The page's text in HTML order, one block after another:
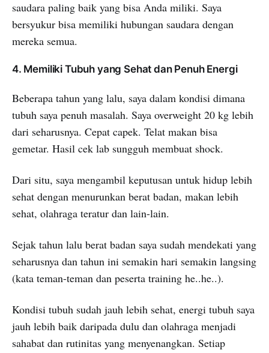
saudara paling baik yang bisa Anda miliki. Saya
bersyukur bisa memiliki hubungan saudara dengan
mereka semua.
4. Memiliki Tubuh yang Sehat dan Penuh Energi
Beberapa tahun yang lalu, saya dalam kondisi dimana
tubuh saya penuh masalah. Saya overweight 20 kg lebih
dari seharusnya. Cepat capek. Telat makan bisa
gemetar. Hasil cek lab sungguh membuat shock.
Dari situ, saya mengambil keputusan untuk hidup lebih
sehat dengan menurunkan berat badan, makan lebih
sehat, olahraga teratur dan lain-lain.
Sejak tahun lalu berat badan saya sudah mendekati yang
seharusnya dan tahun ini semakin hari semakin langsing
(kata teman-teman dan peserta training he..he..).
Kondisi tubuh sudah jauh lebih sehat, energi tubuh saya
jauh lebih baik daripada dulu dan olahraga menjadi
sahabat dan rutinitas yang menyenangkan. Setiap